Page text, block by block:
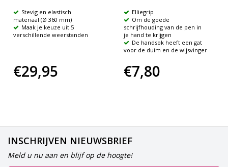
Stevig en elastisch
materiaal (Ø 360 mm)
Maak je keuze uit 5
verschillende weerstanden
€29,95
Elliegrip
Om de goede
schrijfhouding van de pen in
je hand te krijgen
De handsok heeft een gat
voor de duim en de wijsvinger
€7,80
INSCHRIJVEN NIEUWSBRIEF
Meld u nu aan en blijf op de hoogte!